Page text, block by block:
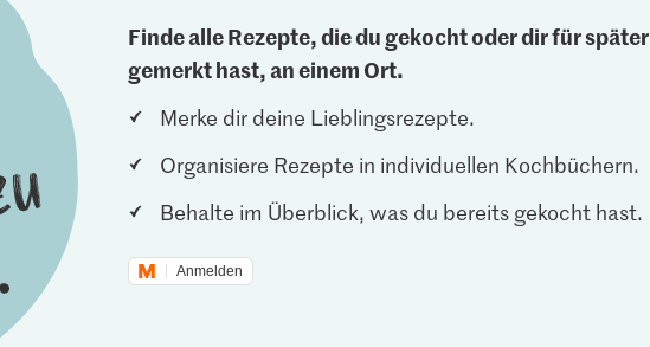
Finde alle Rezepte, die du gekocht oder dir für später
gemerkt hast, an einem Ort.
Merke dir deine Lieblingsrezepte.
Organisiere Rezepte in individuellen Kochbüchern.
Behalte im Überblick, was du bereits gekocht hast.
Anmelden